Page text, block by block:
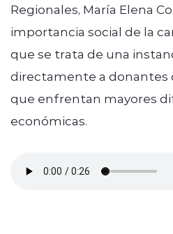
Regionales, María Elena
importancia social de la
que se trata de una
directamente a donantes
que enfrentan mayores
económicas.